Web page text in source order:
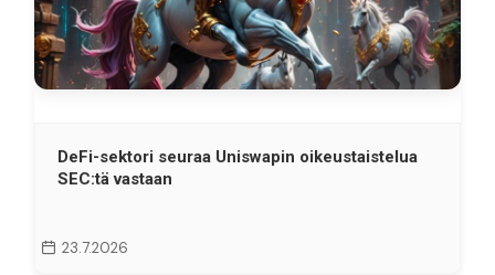
DeFi-sektori seuraa Uniswapin oikeustaistelua
SEC:tä vastaan
23.7.2026